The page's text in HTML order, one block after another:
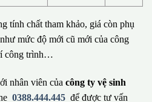
tính chất tham khảo, giá còn phụ
mức độ mới cũ mới của công
công trình…
nhân viên của công ty vệ sinh
0388.444.445 để được tư vấn